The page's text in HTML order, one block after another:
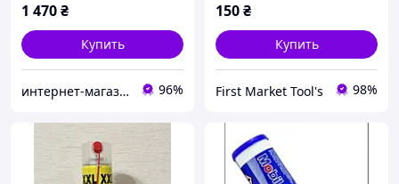
1 470₴
Купить
интернет-магазин автозапчастей "TIRLABI" 96%
150₴
Купить
First Market Tool's 98%